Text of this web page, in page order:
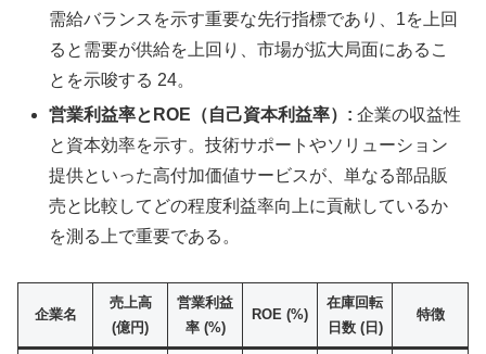
需給バランスを示す重要な先行指標であり、1を上回
ると需要が供給を上回り、市場が拡大局面にあるこ
とを示唆する 24。
営業利益率とROE（自己資本利益率）: 企業の収益性
と資本効率を示す。技術サポートやソリューション
提供といった高付加価値サービスが、単なる部品販
売と比較してどの程度利益率向上に貢献しているか
を測る上で重要である。
企業名
売上高
(億円)
営業利益
率 (%)
ROE (%)
在庫回転
日数 (日)
特徴